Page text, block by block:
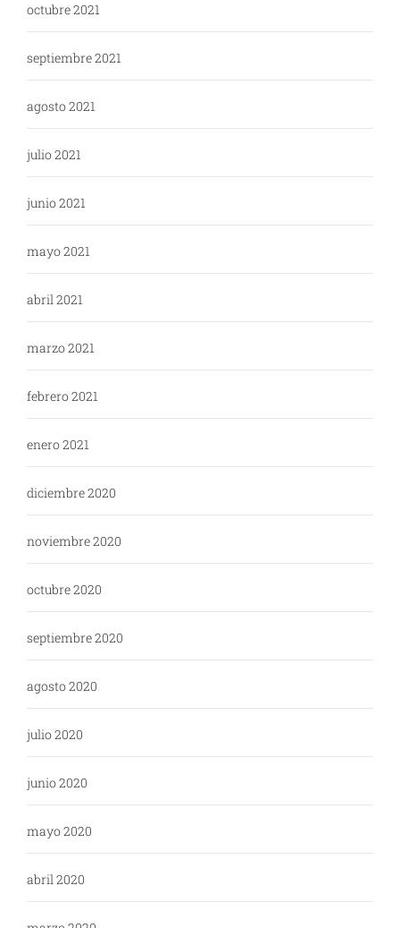
octubre 2021
septiembre 2021
agosto 2021
julio 2021
junio 2021
mayo 2021
abril 2021
marzo 2021
febrero 2021
enero 2021
diciembre 2020
noviembre 2020
octubre 2020
septiembre 2020
agosto 2020
julio 2020
junio 2020
mayo 2020
abril 2020